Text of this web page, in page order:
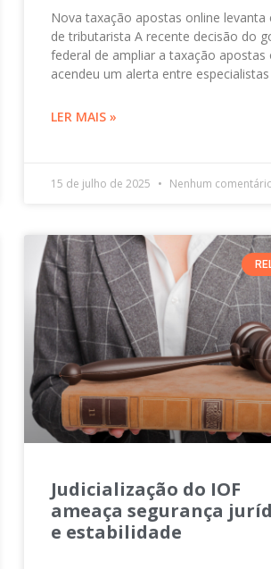
Nova taxação apostas online levanta
de tributarista A recente decisão do
federal de ampliar a taxação apostas
acendeu um alerta entre especialistas
LER MAIS »
15 de julho de 2025 Nenhum
Judicialização do IOF
ameaça segurança
e estabilidade